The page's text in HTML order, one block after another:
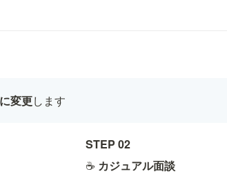
変更します
STEP 02
☕ カジュアル面談